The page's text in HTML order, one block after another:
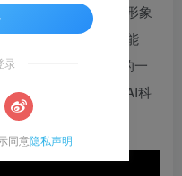
虚拟世界博物馆的形象
入不同岗位学习的能
也是从历史中走来的一
因，形成于新时代AI科
跨越时空的朋友。
录
同意隐私声明